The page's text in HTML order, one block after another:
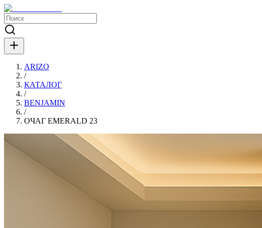
ARIZO
/
КАТАЛОГ
/
BENJAMIN
/
ОЧАГ EMERALD 23